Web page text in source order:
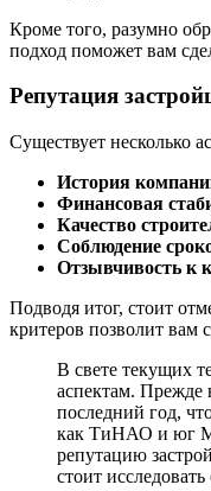
Кроме того, разумно
подход поможет вам
Репутация
Существует несколько
История
Финансовая
Качество
Соблюдение
Отзывчивость к
Подводя итог, стоит
критеров позволит вам
В свете текущих
аспектам. Прежде
последний год,
как ТиНАО и юг
репутацию
стоит